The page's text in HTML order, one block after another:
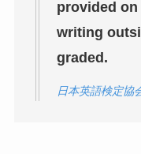
provided
writing
graded.
日本英語検定協